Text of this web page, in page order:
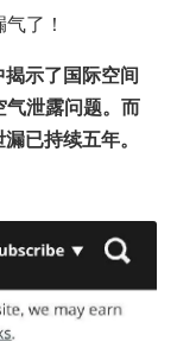
了！
示了国际空间
泄露问题。而
已持续五年。